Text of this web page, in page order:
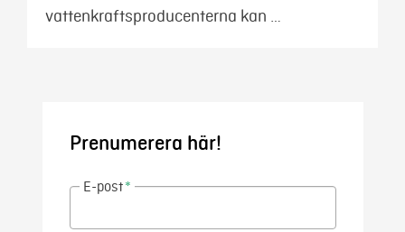
vattenkraftsproducenterna kan …
Prenumerera här!
E-post*